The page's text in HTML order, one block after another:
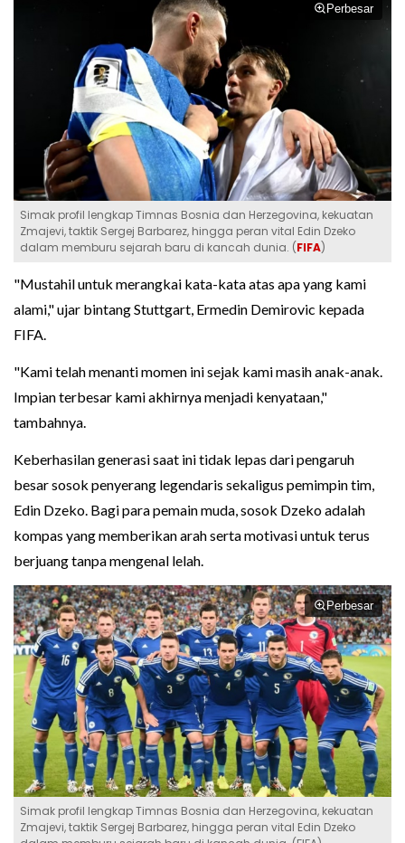
Perbesar
Simak profil lengkap Timnas Bosnia dan Herzegovina, kekuatan
Zmajevi, taktik Sergej Barbarez, hingga peran vital Edin Dzeko
dalam memburu sejarah baru di kancah dunia. (FIFA)
"Mustahil untuk merangkai kata-kata atas apa yang kami
alami," ujar bintang Stuttgart, Ermedin Demirovic kepada
FIFA.
"Kami telah menanti momen ini sejak kami masih anak-anak.
Impian terbesar kami akhirnya menjadi kenyataan,"
tambahnya.
Keberhasilan generasi saat ini tidak lepas dari pengaruh
besar sosok penyerang legendaris sekaligus pemimpin tim,
Edin Dzeko. Bagi para pemain muda, sosok Dzeko adalah
kompas yang memberikan arah serta motivasi untuk terus
berjuang tanpa mengenal lelah.
Perbesar
Simak profil lengkap Timnas Bosnia dan Herzegovina, kekuatan
Zmajevi, taktik Sergej Barbarez, hingga peran vital Edin Dzeko